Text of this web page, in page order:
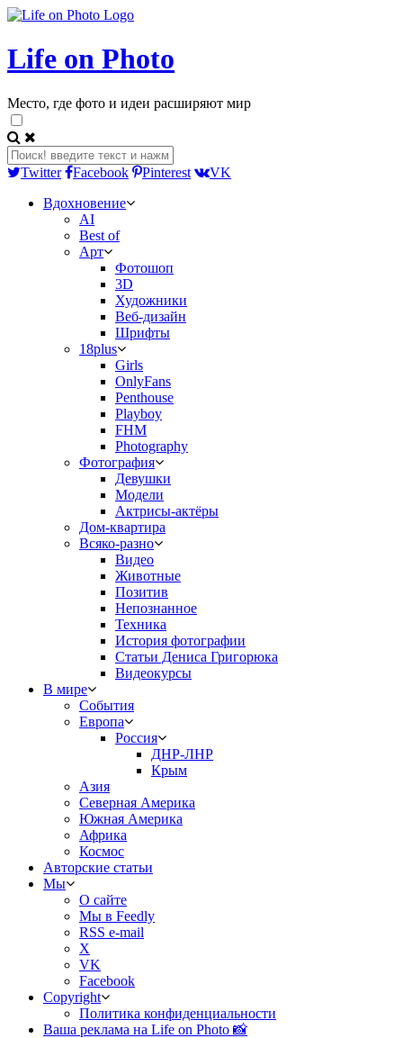
Life on Photo
Место, где фото и идеи расширяют мир
Twitter Facebook Pinterest
VK
Вдохновение
AI
Best of
Арт
Фотошоп
3D
Художники
Веб-дизайн
Шрифты
18plus
Girls
OnlyFans
Penthouse
Playboy
FHM
Photography
Фотография
Девушки
Модели
Актрисы-актёры
Дом-квартира
Всяко-разно
Видео
Животные
Позитив
Непознанное
Техника
История фотографии
Статьи Дениса Григорюка
Видеокурсы
В мире
События
Европа
Россия
ДНР-ЛНР
Крым
Азия
Северная Америка
Южная Америка
Африка
Космос
Авторские статьи
Мы
О сайте
Мы в Feedly
RSS e-mail
X
VK
Facebook
Copyright
Политика конфиденциальности
Ваша реклама на Life on Photo 📸